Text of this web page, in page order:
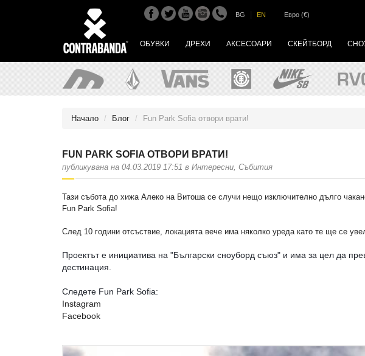
BG EN Евро (€)
ОБУВКИ ДРЕХИ АКСЕСОАРИ СКЕЙТБОРД
Начало Блог Fun Park Sofia отвори врати!
FUN PARK SOFIA ОТВОРИ ВРАТИ!
публикувана на 04.03.2019 17:51 в Интересни, Събития
Тази събота до хижа Алеко на Витоша се случи нещо изключително дълго
Fun Park Sofia!
След 10 години отсъствие, локацията вече има няколко уреда като те ще се
Проектът е инициатива на "Български сноуборд съюз" и има за цел да
дестинация.
Следете Fun Park Sofia:
Instagram
Facebook